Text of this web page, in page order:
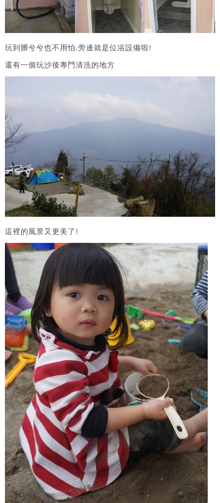
玩到髒兮兮也不用怕.旁邊就是位浴設備啦!
還有一個玩沙後專門清洗的地方
這裡的風景又更美了!